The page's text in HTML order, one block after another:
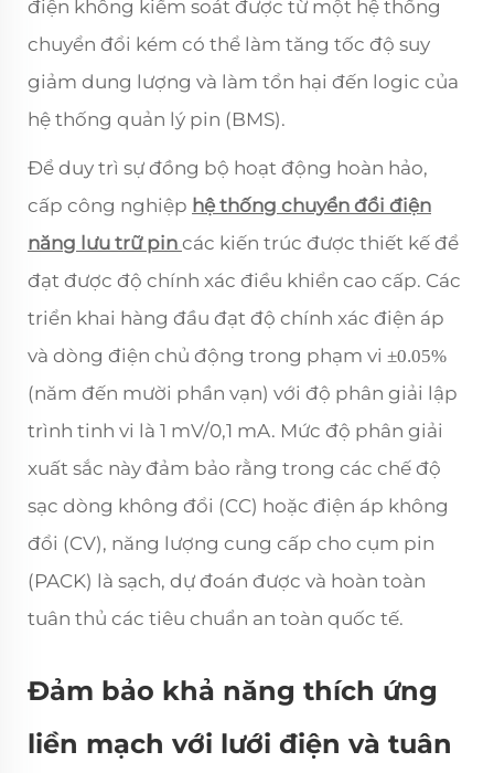
điện không kiểm soát được từ một hệ thống
chuyển đổi kém có thể làm tăng tốc độ suy
giảm dung lượng và làm tổn hại đến logic của
hệ thống quản lý pin (BMS).
Để duy trì sự đồng bộ hoạt động hoàn hảo,
cấp công nghiệp hệ thống chuyển đổi điện
năng lưu trữ pin các kiến trúc được thiết kế để
đạt được độ chính xác điều khiển cao cấp. Các
triển khai hàng đầu đạt độ chính xác điện áp
và dòng điện chủ động trong phạm vi ±0.05%
(năm đến mười phần vạn) với độ phân giải lập
trình tinh vi là 1 mV/0,1 mA. Mức độ phân giải
xuất sắc này đảm bảo rằng trong các chế độ
sạc dòng không đổi (CC) hoặc điện áp không
đổi (CV), năng lượng cung cấp cho cụm pin
(PACK) là sạch, dự đoán được và hoàn toàn
tuân thủ các tiêu chuẩn an toàn quốc tế.
Đảm bảo khả năng thích ứng
liền mạch với lưới điện và tuân